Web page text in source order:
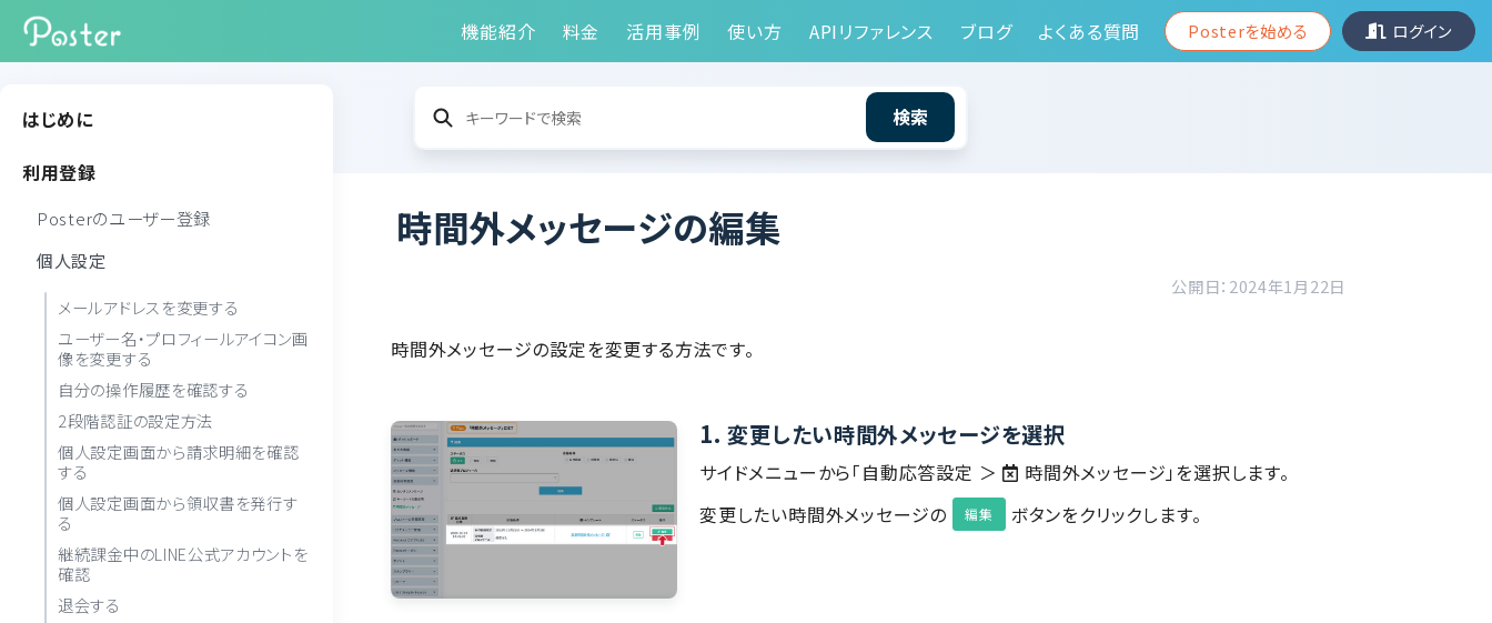
機能紹介 料金 活用事例 使い方 APIリファレンス ブログ よくある質問 Posterを始める ログイン
はじめに
利用登録
Posterのユーザー登録
個人設定
メールアドレスを変更する
ユーザー名・プロフィールアイコン画
像を変更する
自分の操作履歴を確認する
2段階認証の設定方法
個人設定画面から請求明細を確認
する
個人設定画面から領収書を発行す
る
継続課金中のLINE公式アカウントを
確認
退会する
検索
時間外メッセージの編集
公開日：2024年1月22日
時間外メッセージの設定を変更する方法です。
1. 変更したい時間外メッセージを選択
サイドメニューから「自動応答設定 ＞
時間外メッセージ」を選択します。
変更したい時間外メッセージの
編集 ボタンをクリックします。